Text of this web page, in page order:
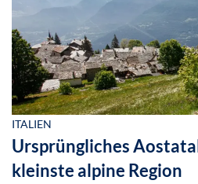
ITALIEN
Ursprüngliches
kleinste alpine Region